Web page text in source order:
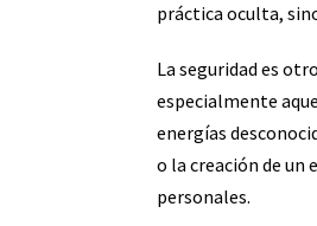
práctica oculta,
La seguridad es
especialmente
energías
o la creación de un
personales.